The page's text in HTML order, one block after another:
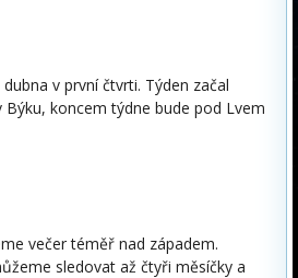
v první čtvrti. Týden začal
Býku, koncem týdne bude pod Lvem
večer téměř nad západem.
sledovat až čtyři měsíčky a